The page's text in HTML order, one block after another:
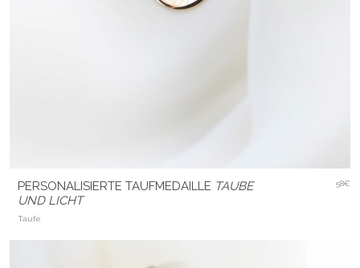
PERSONALISIERTE TAUFMEDAILLE TAUBE
UND LICHT
Taufe
58€